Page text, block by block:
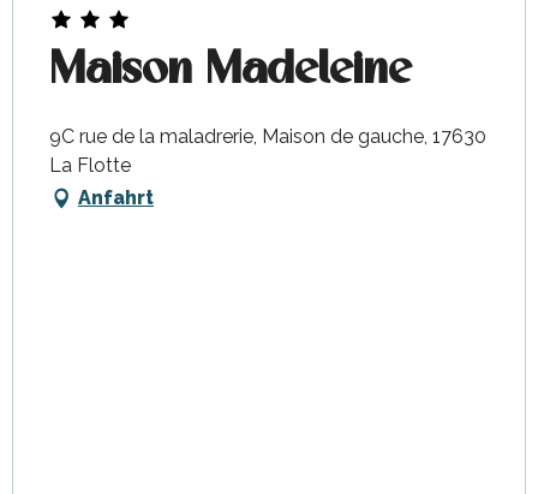
Maison Madeleine
9C rue de la maladrerie, Maison de gauche, 17630
La Flotte
Anfahrt